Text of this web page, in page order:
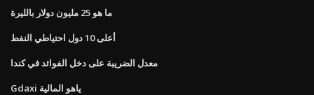
ما هو 25 مليون دولار بالليرة
أعلى 10 دول احتياطي النفط
معدل الضريبة على دخل الفوائد في كندا
Gdaxi ياهو المالية